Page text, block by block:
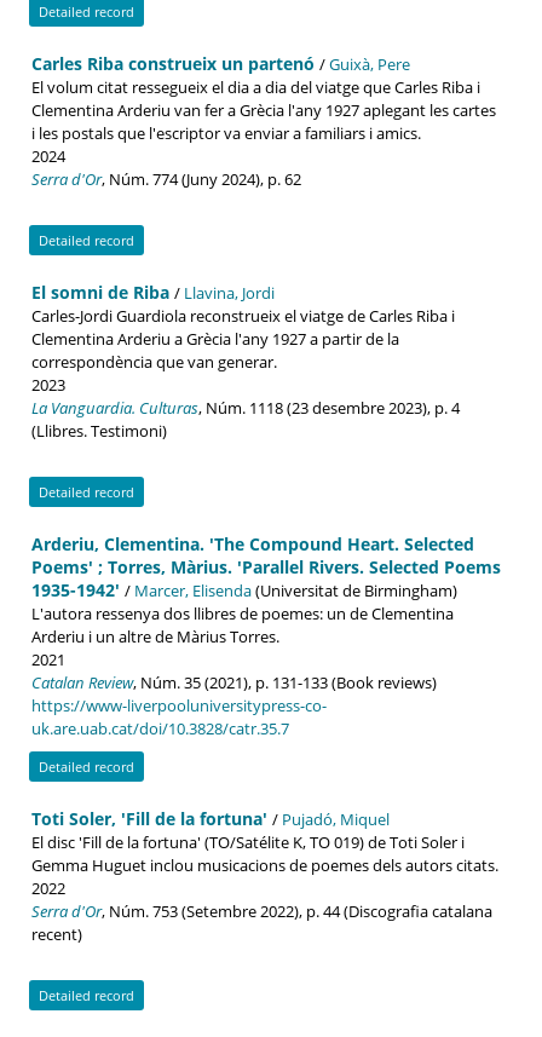
Detailed record
Carles Riba construeix un partenó /Guixà, Pere
El volum citat ressegueix el dia a dia del viatge que Carles Riba i
Clementina Arderiu van fer a Grècia l'any 1927 aplegant les cartes
i les postals que l'escriptor va enviar a familiars i amics.
2024
Serra d'Or, Núm. 774 (Juny 2024), p. 62
Detailed record
El somni de Riba / Llavina, Jordi
Carles-Jordi Guardiola reconstrueix el viatge de Carles Riba i
Clementina Arderiu a Grècia l'any 1927 a partir de la
correspondència que van generar.
2023
La Vanguardia. Culturas, Núm. 1118 (23 desembre 2023), p. 4
(Llibres. Testimoni)
Detailed record
Arderiu, Clementina. 'The Compound Heart. Selected
Poems' ; Torres, Màrius. 'Parallel Rivers. Selected Poems
1935-1942' / Marcer, Elisenda(Universitat de Birmingham)
L'autora ressenya dos llibres de poemes: un de Clementina
Arderiu i un altre de Màrius Torres.
2021
Catalan Review, Núm. 35 (2021), p. 131-133 (Book reviews)
https://www-liverpooluniversitypress-co-
uk.are.uab.cat/doi/10.3828/catr.35.7
Detailed record
Toti Soler, 'Fill de la fortuna' / Pujadó, Miquel
El disc 'Fill de la fortuna' (TO/Satélite K, TO 019) de Toti Soler i
Gemma Huguet inclou musicacions de poemes dels autors citats.
2022
Serra d'Or, Núm. 753 (Setembre 2022), p. 44 (Discografia catalana
recent)
Detailed record